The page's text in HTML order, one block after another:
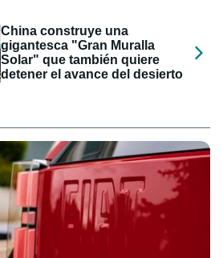
China construye una
gigantesca "Gran Muralla
Solar" que también quiere
detener el avance del desierto